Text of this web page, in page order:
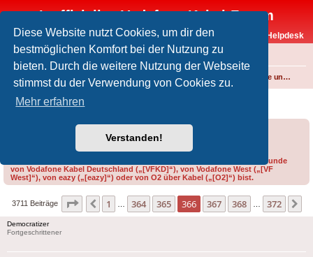
Diese Website nutzt Cookies, um dir den
bestmöglichen Komfort bei der Nutzung zu
bieten. Durch die weitere Nutzung der Webseite
stimmst du der Verwendung von Cookies zu.
Mehr erfahren
Verstanden!
Inoffizielles Vodafone-Kabel-Forum
Vodafone-Kabel-Helpdesk
FAQ
Foren-Übersicht Internet und Telefon über Kabel Produkte, Verträge und Allgemeines
Kündigt ihr eure Verträge?
Bitte gib bei der Erstellung eines Threads im Feld „Präfix“ an, ob du Kunde
von Vodafone Kabel Deutschland („[VFKD]“), von Vodafone West („[VF
West]“), von eazy („[eazy]“) oder von O2 über Kabel („[O2]“) bist.
3711 Beiträge Seite 366 von372
Vorherige
1 364 365 366 367 368 372
Democratizer
Fortgeschrittener